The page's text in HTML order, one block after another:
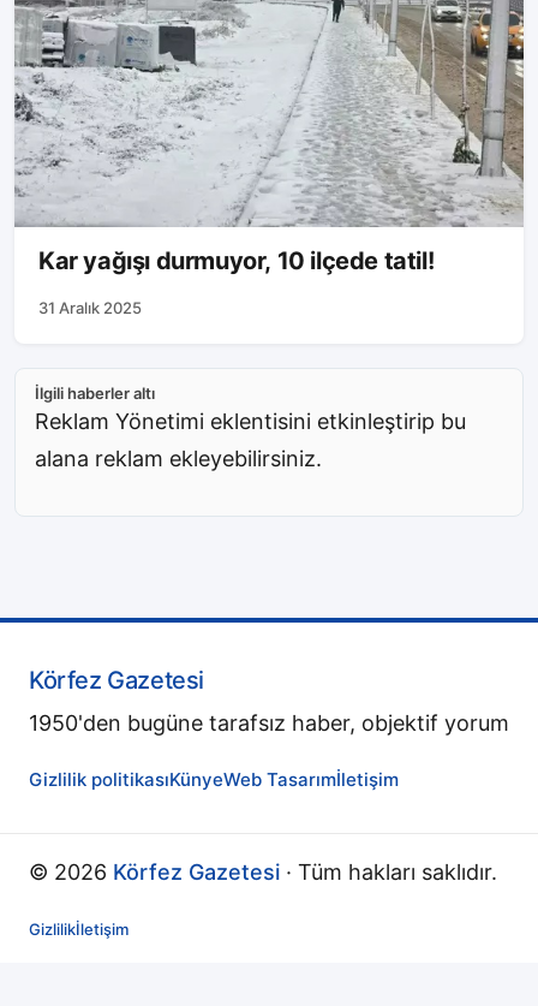
Kar yağışı durmuyor, 10 ilçede tatil!
31 Aralık 2025
İlgili haberler altı
Reklam Yönetimi eklentisini etkinleştirip bu
alana reklam ekleyebilirsiniz.
Körfez Gazetesi
1950'den bugüne tarafsız haber, objektif yorum
Gizlilik politikasıKünyeWeb Tasarımİletişim
© 2026 Körfez Gazetesi · Tüm hakları saklıdır.
Gizlilikİletişim